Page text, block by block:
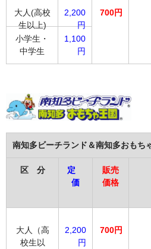
大人(高校
生以上)
2,200
円
700円
小学生・
中学生
1,100
円
南知多ビーチランド＆南知多おも
区 分
定
価
販売
価格
大人（高
校生以
2,200
円
700円